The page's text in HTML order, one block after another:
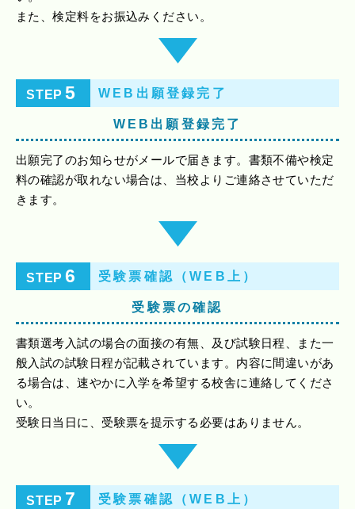
また、検定料をお振込みください。
STEP 5 WEB出願登録完了
WEB出願登録完了
出願完了のお知らせがメールで届きます。書類不備や検定
料の確認が取れない場合は、当校よりご連絡させていただ
きます。
STEP 6 受験票確認（WEB上）
受験票の確認
書類選考入試の場合の面接の有無、及び試験日程、また一
般入試の試験日程が記載されています。内容に間違いがあ
る場合は、速やかに入学を希望する校舎に連絡してくださ
い。
受験日当日に、受験票を提示する必要はありません。
STEP 7 受験票確認（WEB上）